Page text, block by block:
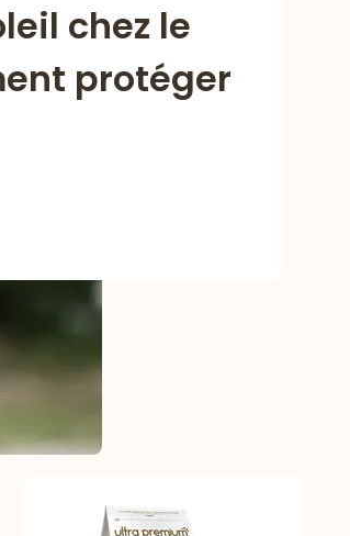
chez le
protéger